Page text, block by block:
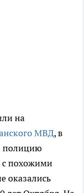
на
МВД, в
полицию
с похожими
оказались